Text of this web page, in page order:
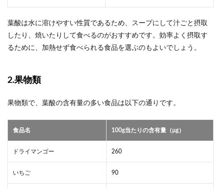
葉酸は水に溶けやすい性質であるため、スープにして汁ごと摂取
したり、焼いたりして食べるのがおすすめです。効率よく摂取す
るために、加熱せず食べられる食品を選ぶのもよいでしょう。
2.果物類
果物類で、葉酸の含有量の多い食品は以下の通りです。
食品名 100g当たりの含有量（μg）
ドライマンゴー 260
いちご 90